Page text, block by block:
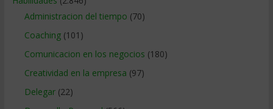
Administracion del tiempo (70)
Coaching(101)
Comunicacion en los negocios (180)
Creatividad en la empresa (97)
Delegar(22)